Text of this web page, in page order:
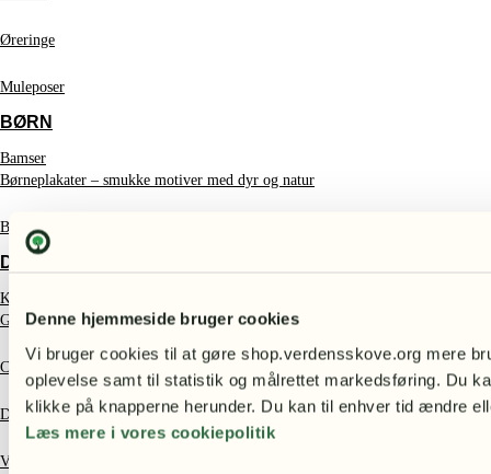
Denne hjemmeside bruger cookies
Vi bruger cookies til at gøre shop.verdensskove.org mere
oplevelse samt til statistik og målrettet markedsføring. Du
klikke på knapperne herunder. Du kan til enhver tid ændre
Læs mere i vores cookiepolitik
Øreringe
Muleposer
BØRN
Bamser
Børneplakater – smukke motiver med dyr og natur
Børnebøger
DELIKATESSE
Kaffe fra Etiopien
Gaveæsker
Chokolade
Dadelkonfekt
Vanilje